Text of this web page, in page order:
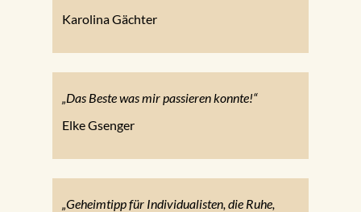
Karolina Gächter
„Das Beste was mir passieren konnte!“
Elke Gsenger
„Geheimtipp für Individualisten, die Ruhe,